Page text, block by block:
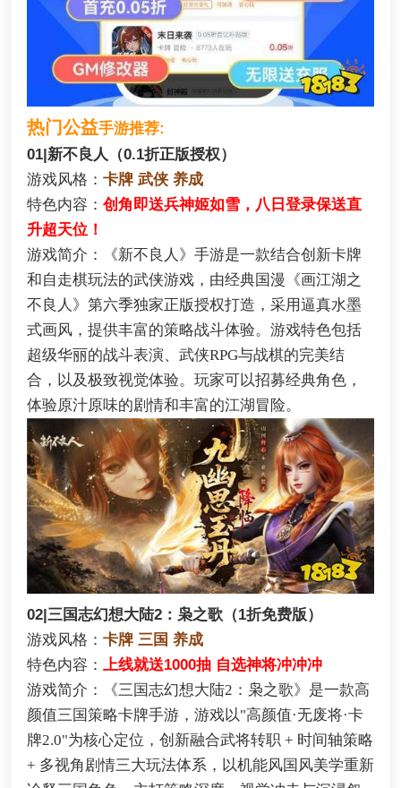
热门公益手游推荐:
01|新不良人（0.1折正版授权）
游戏风格： 卡牌 武侠 养成
特色内容： 创角即送兵神姬如雪，八日登录保送直
升超天位！
游戏简介：《新不良人》手游是一款结合创新卡牌
和自走棋玩法的武侠游戏，由经典国漫《画江湖之
不良人》第六季独家正版授权打造，采用逼真水墨
式画风，提供丰富的策略战斗体验。游戏特色包括
超级华丽的战斗表演、武侠RPG与战棋的完美结
合，以及极致视觉体验。玩家可以招募经典角色，
体验原汁原味的剧情和丰富的江湖冒险。
02|三国志幻想大陆2：枭之歌（1折免费版）
游戏风格： 卡牌 三国 养成
特色内容： 上线就送1000抽 自选神将冲冲冲
游戏简介：《三国志幻想大陆2：枭之歌》是一款高
颜值三国策略卡牌手游，游戏以"高颜值·无废将·卡
牌2.0"为核心定位，创新融合武将转职 + 时间轴策略
+ 多视角剧情三大玩法体系，以机能风国风美学重新